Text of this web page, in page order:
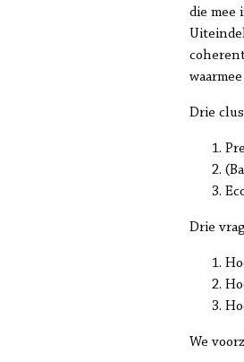
die mee
Drie
Drie
We